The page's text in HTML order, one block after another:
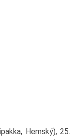
Hemský), 25.